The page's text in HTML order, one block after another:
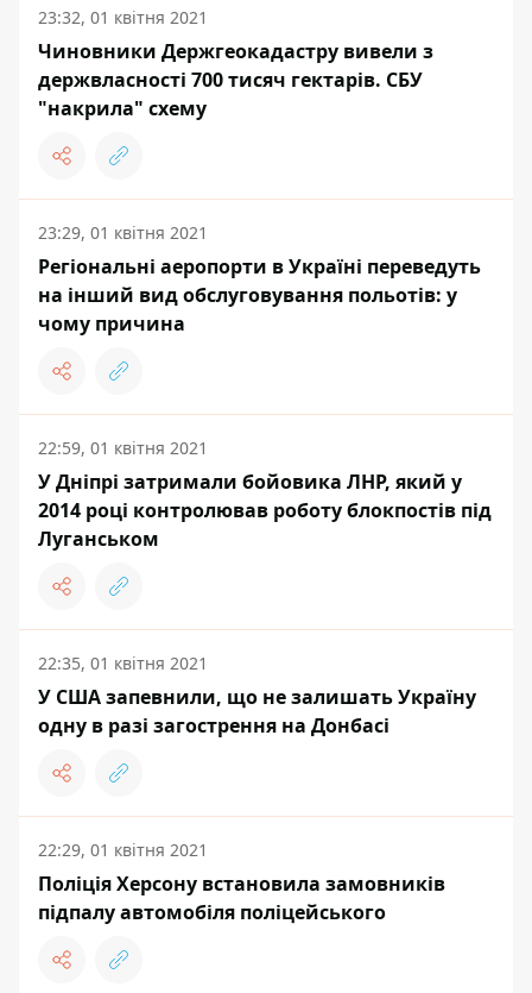
23:32, 01 квітня 2021
Чиновники Держгеокадастру вивели з
держвласності 700 тисяч гектарів. СБУ
"накрила" схему
23:29, 01 квітня 2021
Регіональні аеропорти в Україні переведуть
на інший вид обслуговування польотів: у
чому причина
22:59, 01 квітня 2021
У Дніпрі затримали бойовика ЛНР, який у
2014 році контролював роботу блокпостів під
Луганськом
22:35, 01 квітня 2021
У США запевнили, що не залишать Україну
одну в разі загострення на Донбасі
22:29, 01 квітня 2021
Поліція Херсону встановила замовників
підпалу автомобіля поліцейського